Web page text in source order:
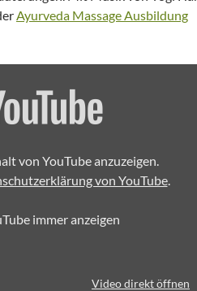
Ayurveda Massage Ausbildung
von YouTube anzuzeigen.
von YouTube.
immer anzeigen
Video direkt öffnen